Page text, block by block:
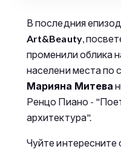
В последния
Art&Beauty,
променили облика
населени места по
Марияна Митева
Ренцо Пиано -
архитектура".
Чуйте интересните